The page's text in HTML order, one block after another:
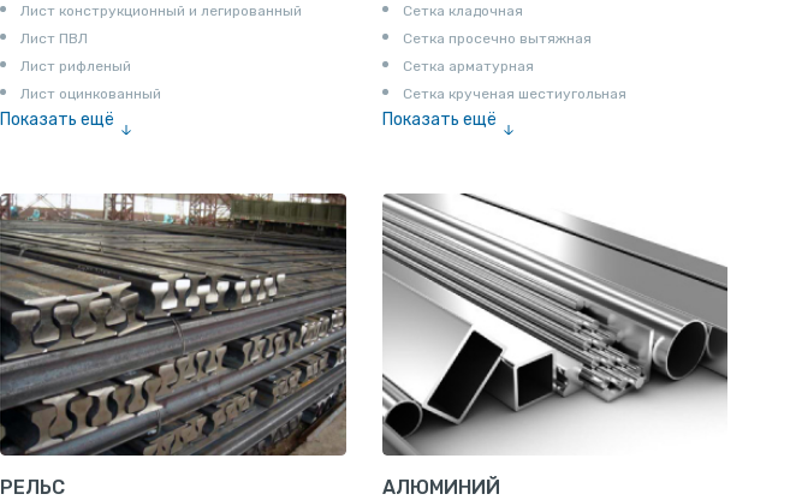
Лист конструкционный и легированный
Лист ПВЛ
Лист рифленый
Лист оцинкованный
Показать ещё
Сетка кладочная
Сетка просечно вытяжная
Сетка арматурная
Сетка крученая шестиугольная
Показать ещё
РЕЛЬС АЛЮМИНИЙ